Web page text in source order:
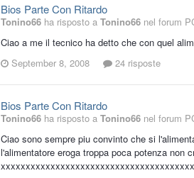
Bios Parte Con Ritardo
Tonino66 ha risposto a Tonino66 nel forum
Ciao a me il tecnico ha detto che con quel
September 8, 2008
24 risposte
Bios Parte Con Ritardo
Tonino66 ha risposto a Tonino66 nel forum
Ciao sono sempre piu convinto che si
l'alimentatore eroga troppa poca potenza non